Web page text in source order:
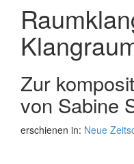
Zur
von Sabine
erschienen in: Neue